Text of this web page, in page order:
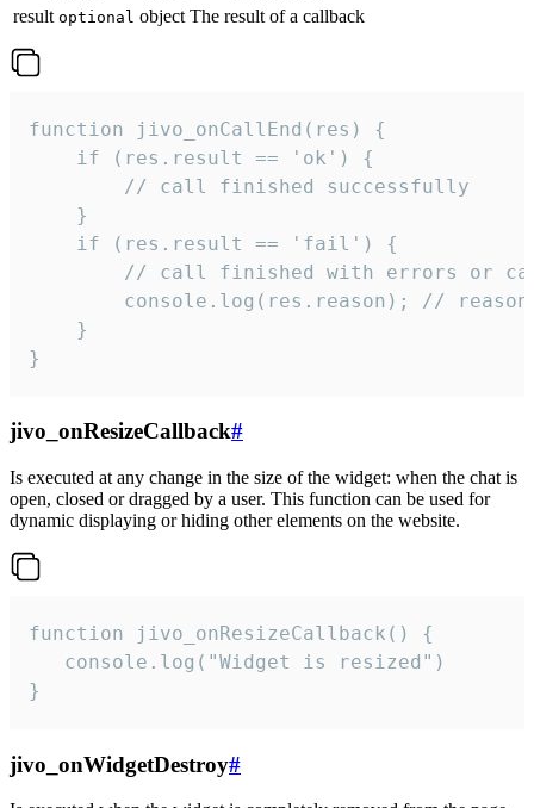
result optional object The result of a callback
function jivo_onCallEnd(res) {
    if (res.result == 'ok') {
        // call finished successfully
    }
    if (res.result == 'fail') {
// call finished with errors or
console.log(res.reason); //
    }
}
jivo_onResizeCallback#
Is executed at any change in the size of the widget: when the chat is
open, closed or dragged by a user. This function can be used for
dynamic displaying or hiding other elements on the website.
function jivo_onResizeCallback() {
   console.log("Widget is resized")
}
jivo_onWidgetDestroy#